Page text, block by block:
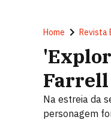
Home Revista
Farrell
Na estreia da
personagem